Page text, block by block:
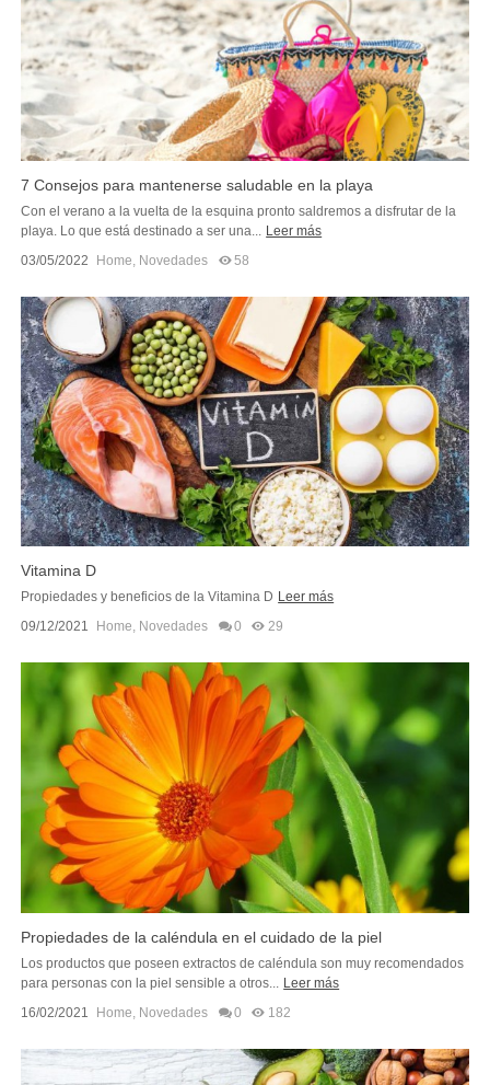
7 Consejos para mantenerse saludable en la playa
Con el verano a la vuelta de la esquina pronto saldremos a disfrutar de la
playa. Lo que está destinado a ser una...
Leer más
03/05/2022
Home Novedades 58
Vitamina D
Propiedades y beneficios de la Vitamina D Leer más
09/12/2021
Home, Novedades 0 29
Propiedades de la caléndula en el cuidado de la piel
Los productos que poseen extractos de caléndula son muy recomendados
para personas con la piel sensible a otros... Leer más
16/02/2021
Home, Novedades 0 182